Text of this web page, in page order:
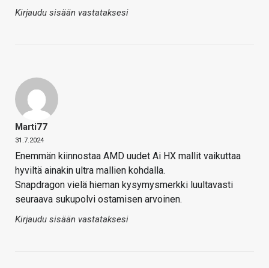
Kirjaudu sisään vastataksesi
Marti77
31.7.2024
Enemmän kiinnostaa AMD uudet Ai HX mallit vaikuttaa
hyviltä ainakin ultra mallien kohdalla.
Snapdragon vielä hieman kysymysmerkki luultavasti
seuraava sukupolvi ostamisen arvoinen.
Kirjaudu sisään vastataksesi